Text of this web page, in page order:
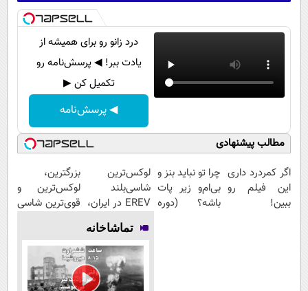
درد زانو رو برای همیشه از
یادت ببر! ◀ پرسش‌نامه رو
تکمیل کن ▶
◀ پرسش‌نامه
مطالب پیشنهادی
اگر کمردرد داری
این فیلم رو
ببین!
چرا تو نباید بنز و
بی‌ام‌و زیر پات
باشه؟ (دوره
لوکس‌ترین
شاسی‌بلند
EREV در ایران،
توسط نیکا
موتور رونمایی
شد!
بزرگترین،
لوکس‌ترین و
قوی‌ترین شاسی
شد
تماشاخانه